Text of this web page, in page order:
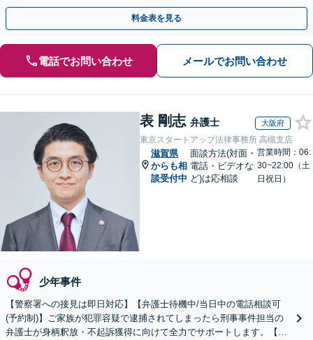
の事件を経験」豊富な実績が豊富な弁護士にお任せください
料金表を見る
電話でお問い合わせ メールでお問い合わせ
表 剛志 弁護士 大阪府
東京スタートアップ法律事務所 高槻支店
滋賀県
からも相
談受付中
面談方法(対面・
電話・ビデオな
ど)は応相談
営業時間：06:
30~22:00（土
日祝日）
少年事件
【警察署への接見は即日対応】【弁護士待機中/当日中の電話相談可
(予約制)】ご家族が犯罪容疑で逮捕されてしまったら刑事事件担当の
弁護士が身柄釈放・不起訴獲得に向けて全力でサポートします。【毎